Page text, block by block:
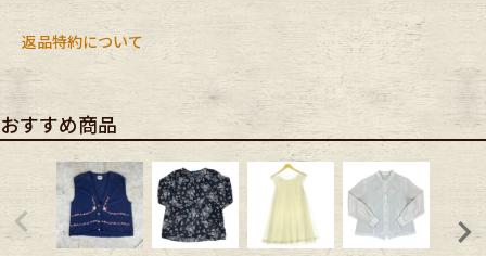
返品特約について
おすすめ商品